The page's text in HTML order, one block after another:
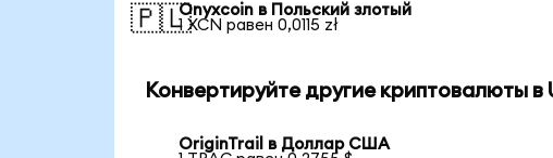
🇵🇱Onyxcoin в Польский злотый
1 XCN равен 0,0115 zł
Конвертируйте другие криптовалюты в
OriginTrail в Доллар США